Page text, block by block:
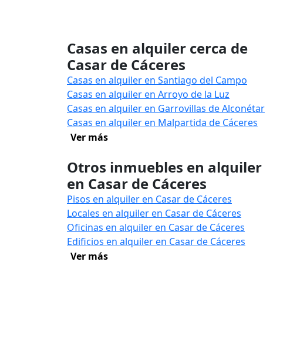
Casas en alquiler cerca de
Casar de Cáceres
Casas en alquiler en Santiago del Campo
Casas en alquiler en Arroyo de la Luz
Casas en alquiler en Garrovillas de Alconétar
Casas en alquiler en Malpartida de Cáceres
Ver más
Otros inmuebles en alquiler
en Casar de Cáceres
Pisos en alquiler en Casar de Cáceres
Locales en alquiler en Casar de Cáceres
Oficinas en alquiler en Casar de Cáceres
Edificios en alquiler en Casar de Cáceres
Ver más